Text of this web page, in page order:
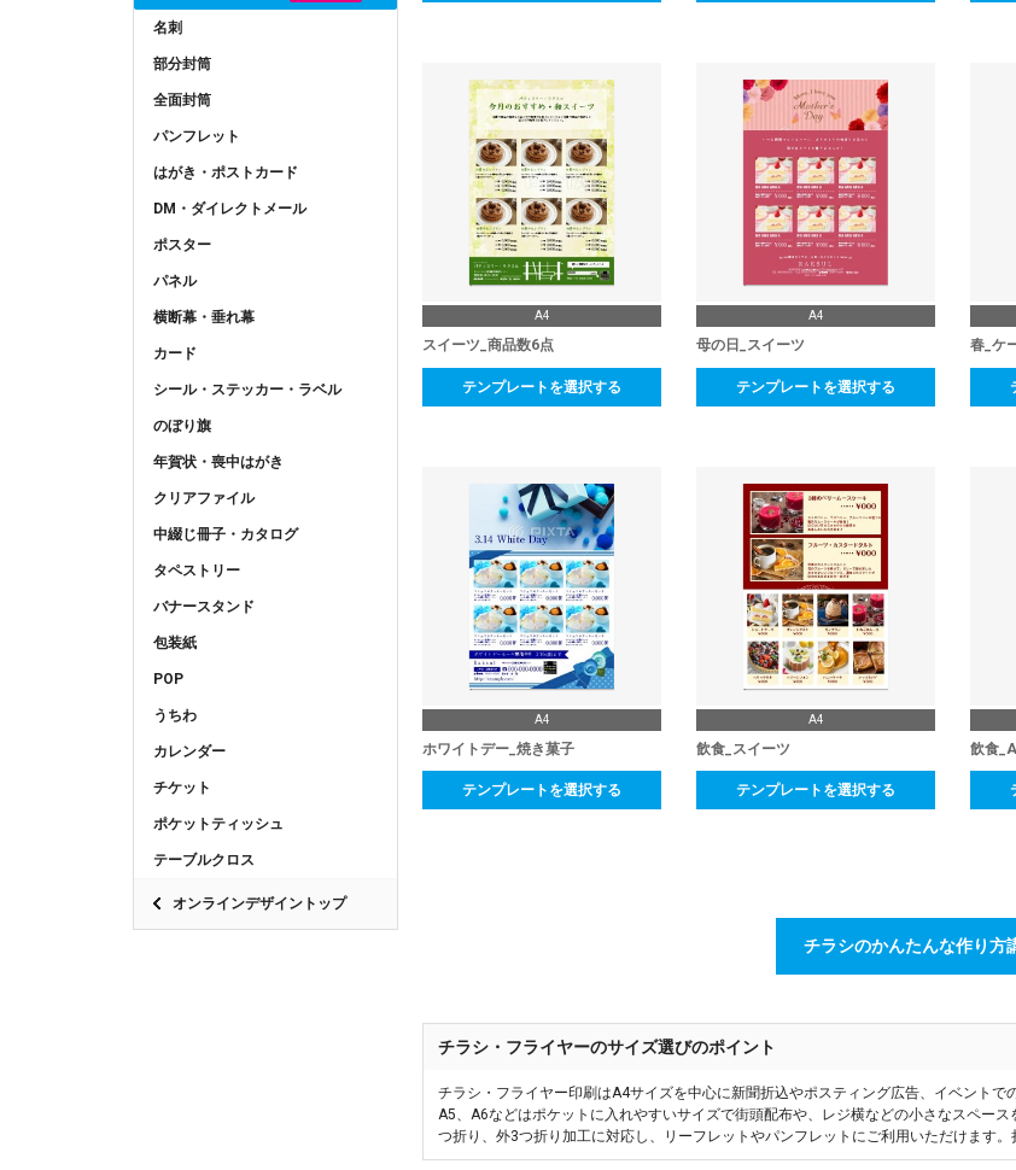
名刺
部分封筒
全面封筒
パンフレット
はがき・ポストカード
DM・ダイレクトメール
ポスター
パネル
横断幕・垂れ幕
カード
シール・ステッカー・ラベル
のぼり旗
年賀状・喪中はがき
クリアファイル
中綴じ冊子・カタログ
タペストリー
バナースタンド
包装紙
POP
うちわ
カレンダー
チケット
ポケットティッシュ
テーブルクロス
オンラインデザイントップ
A4
スイーツ_商品数6点
テンプレートを選択する
A4
母の日_スイーツ
テンプレートを選択する
春_ケ
A4
ホワイトデー_焼き菓子
テンプレートを選択する
A4
飲食_スイーツ
テンプレートを選択する
飲食
チラシのかんたんな作り方
チラシ・フライヤーのサイズ選びのポイント
チラシ・フライヤー印刷はA4サイズを中心に新聞折込やポスティング広告、イベントで
A5、A6などはポケットに入れやすいサイズで街頭配布や、レジ横などの小さなスペー
つ折り、外3つ折り加工に対応し、リーフレットやパンフレットにご利用いただけます